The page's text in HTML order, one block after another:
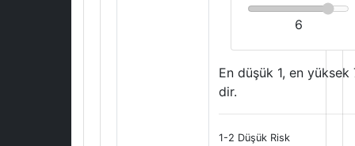
6
En düşük 1, en yüksek
dir.
1-2 Düşük Risk